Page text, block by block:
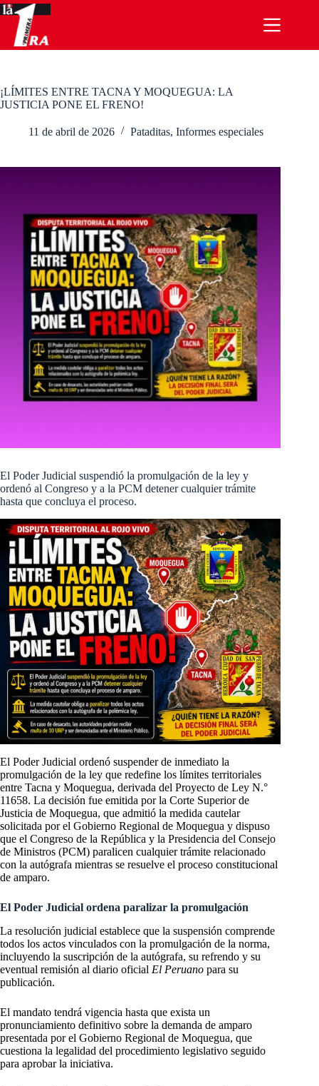
Saltar
al
contenido
¡LÍMITES ENTRE TACNA Y MOQUEGUA: LA
JUSTICIA PONE EL FRENO!
11 de abril de 2026 Pataditas, Informes especiales
El Poder Judicial suspendió la promulgación de la ley y
ordenó al Congreso y a la PCM detener cualquier trámite
hasta que concluya el proceso.
El Poder Judicial ordenó suspender de inmediato la
promulgación de la ley que redefine los límites territoriales
entre Tacna y Moquegua, derivada del Proyecto de Ley N.°
11658. La decisión fue emitida por la Corte Superior de
Justicia de Moquegua, que admitió la medida cautelar
solicitada por el Gobierno Regional de Moquegua y dispuso
que el Congreso de la República y la Presidencia del Consejo
de Ministros (PCM) paralicen cualquier trámite relacionado
con la autógrafa mientras se resuelve el proceso constitucional
de amparo.
El Poder Judicial ordena paralizar la promulgación
La resolución judicial establece que la suspensión comprende
todos los actos vinculados con la promulgación de la norma,
incluyendo la suscripción de la autógrafa, su refrendo y su
eventual remisión al diario oficial El Peruano para su
publicación.
El mandato tendrá vigencia hasta que exista un
pronunciamiento definitivo sobre la demanda de amparo
presentada por el Gobierno Regional de Moquegua, que
cuestiona la legalidad del procedimiento legislativo seguido
para aprobar la iniciativa.